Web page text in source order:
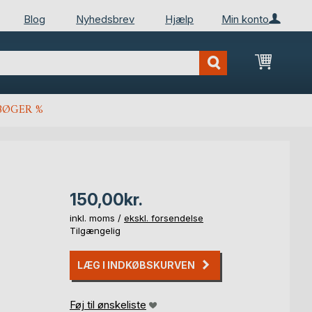
Min konto
Blog Nyhedsbrev Hjælp
Min
%
150,00kr.
inkl. moms / ekskl. forsendelse
Tilgængelig
LÆG I INDKØBSKURVEN
Føj til ønskeliste